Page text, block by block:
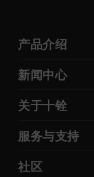
产品介绍
新闻中心
关于十铨
服务与支持
社区